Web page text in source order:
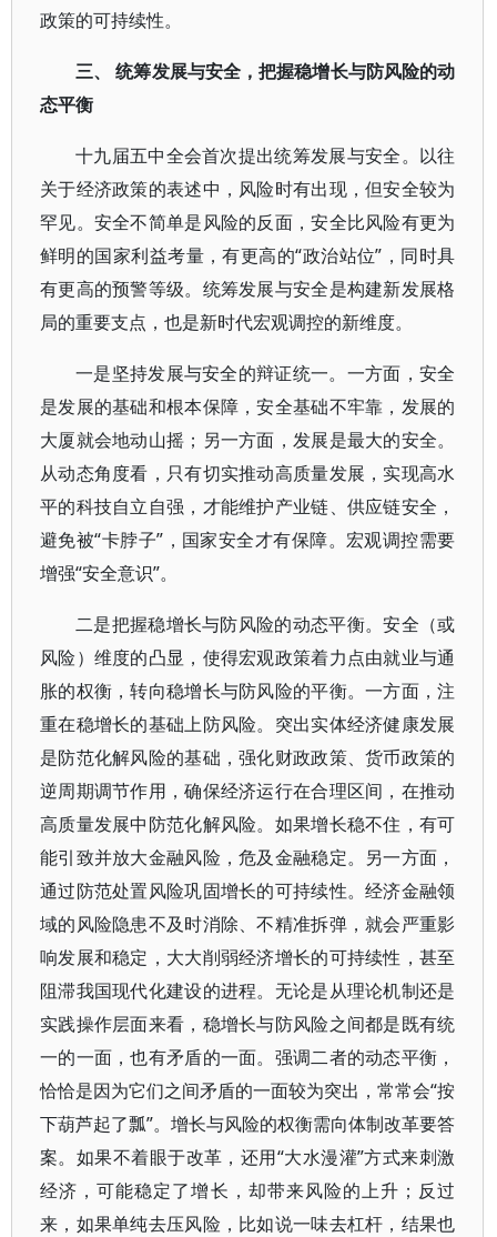
政策的可持续性。
三、 统筹发展与安全，把握稳增长与防风险的动
态平衡
十九届五中全会首次提出统筹发展与安全。以往
关于经济政策的表述中，风险时有出现，但安全较为
罕见。安全不简单是风险的反面，安全比风险有更为
鲜明的国家利益考量，有更高的“政治站位”，同时具
有更高的预警等级。统筹发展与安全是构建新发展格
局的重要支点，也是新时代宏观调控的新维度。
一是坚持发展与安全的辩证统一。一方面，安全
是发展的基础和根本保障，安全基础不牢靠，发展的
大厦就会地动山摇；另一方面，发展是最大的安全。
从动态角度看，只有切实推动高质量发展，实现高水
平的科技自立自强，才能维护产业链、供应链安全，
避免被“卡脖子”，国家安全才有保障。宏观调控需要
增强“安全意识”。
二是把握稳增长与防风险的动态平衡。安全（或
风险）维度的凸显，使得宏观政策着力点由就业与通
胀的权衡，转向稳增长与防风险的平衡。一方面，注
重在稳增长的基础上防风险。突出实体经济健康发展
是防范化解风险的基础，强化财政政策、货币政策的
逆周期调节作用，确保经济运行在合理区间，在推动
高质量发展中防范化解风险。如果增长稳不住，有可
能引致并放大金融风险，危及金融稳定。另一方面，
通过防范处置风险巩固增长的可持续性。经济金融领
域的风险隐患不及时消除、不精准拆弹，就会严重影
响发展和稳定，大大削弱经济增长的可持续性，甚至
阻滞我国现代化建设的进程。无论是从理论机制还是
实践操作层面来看，稳增长与防风险之间都是既有统
一的一面，也有矛盾的一面。强调二者的动态平衡，
恰恰是因为它们之间矛盾的一面较为突出，常常会“按
下葫芦起了瓢”。增长与风险的权衡需向体制改革要答
案。如果不着眼于改革，还用“大水漫灌”方式来刺激
经济，可能稳定了增长，却带来风险的上升；反过
来，如果单纯去压风险，比如说一味去杠杆，结果也